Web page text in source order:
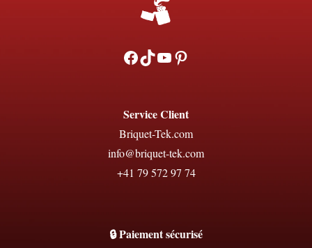
Facebook
TikTokYouTubePinterest
Service Client
Briquet-Tek.com
info@briquet-tek.com
+41 79 572 97 74
🔒 Paiement sécurisé